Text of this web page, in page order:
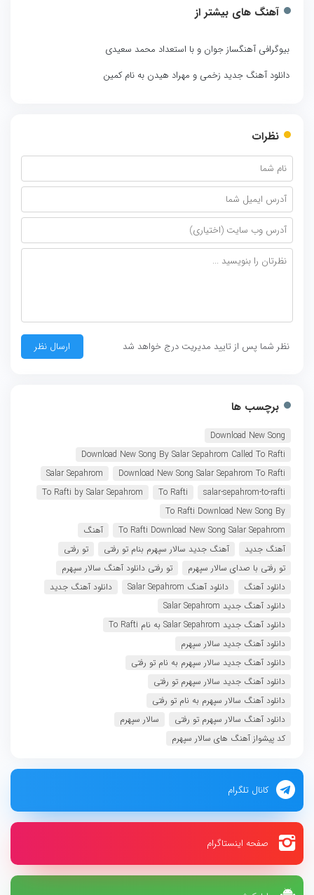
آهنگ های بیشتر از
بیوگرافی آهنگساز جوان و با استعداد محمد سعیدی
دانلود آهنگ جدید زخمی و مهراد هیدن به نام کمین
نظرات
نظر شما پس از تایید مدیریت درج خواهد شد
برچسب ها
Download New Song
Download New Song By Salar Sepahrom Called To Rafti
Download New Song Salar Sepahrom To Rafti
Salar Sepahrom
salar-sepahrom-to-rafti
To Rafti
To Rafti by Salar Sepahrom
To Rafti Download New Song By
To Rafti Download New Song Salar Sepahrom
آهنگ
آهنگ جدید
آهنگ جدید سالار سپهرم بنام تو رفتی
تو رفتی
تو رفتی با صدای سالار سپهرم
تو رفتی دانلود آهنگ سالار سپهرم
دانلود آهنگ
دانلود آهنگ Salar Sepahrom
دانلود آهنگ جدید
دانلود آهنگ جدید Salar Sepahrom
دانلود آهنگ جدید Salar Sepahrom به نام To Rafti
دانلود آهنگ جدید سالار سپهرم
دانلود آهنگ جدید سالار سپهرم به نام تو رفتی
دانلود آهنگ جدید سالار سپهرم تو رفتی
دانلود آهنگ سالار سپهرم به نام تو رفتی
دانلود آهنگ سالار سپهرم تو رفتی
سالار سپهرم
کد پیشواز آهنگ های سالار سپهرم
کانال تلگرام
صفحه اینستاگرام